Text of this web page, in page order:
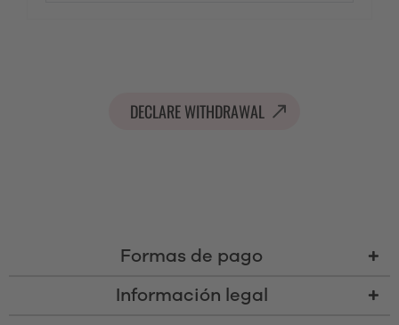
DECLARE WITHDRAWAL
Formas de pago
Información legal